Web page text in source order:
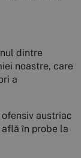
dintre
noastre, care
a
austriac
în probe la